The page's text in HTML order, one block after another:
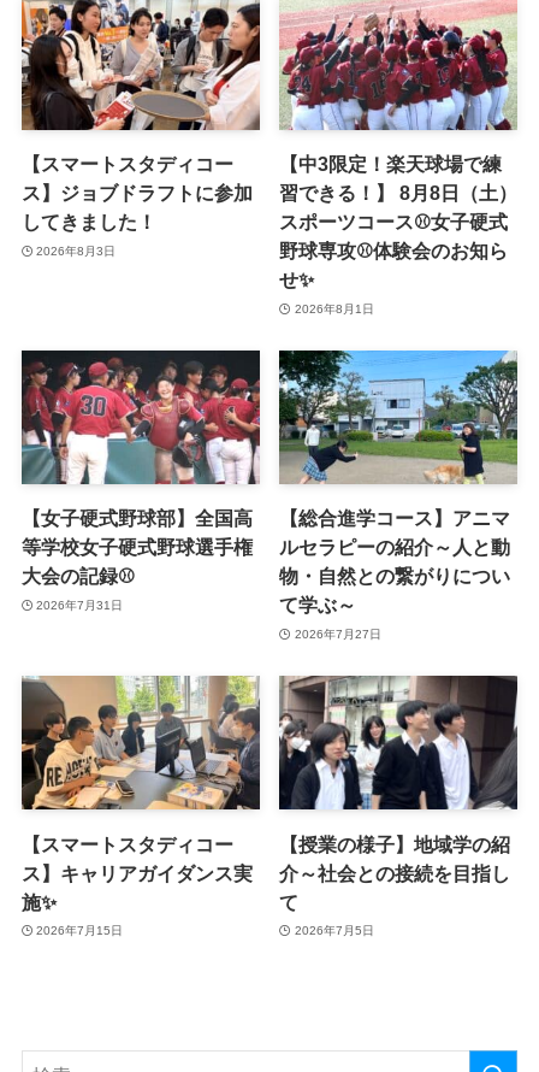
【スマートスタディコー
ス】ジョブドラフトに参加
してきました！
2026年8月3日
【中3限定！楽天球場で練
習できる！】 8月8日（土）
スポーツコース⚾女子硬式
野球専攻⚾体験会のお知ら
せ✨
2026年8月1日
【女子硬式野球部】全国高
等学校女子硬式野球選手権
大会の記録⚾
2026年7月31日
【総合進学コース】アニマ
ルセラピーの紹介～人と動
物・自然との繋がりについ
て学ぶ～
2026年7月27日
【スマートスタディコー
ス】キャリアガイダンス実
施✨
2026年7月15日
【授業の様子】地域学の紹
介～社会との接続を目指し
て
2026年7月5日